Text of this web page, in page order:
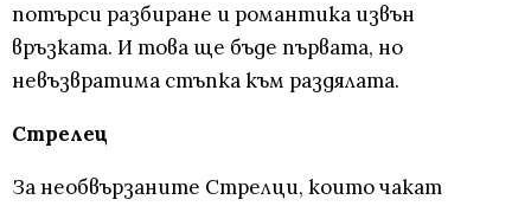
потърси разбиране и романтика извън
връзката. И това ще бъде първата, но
невъзвратима стъпка към раздялата.
Стрелец
За необвързаните Стрелци, които чакат